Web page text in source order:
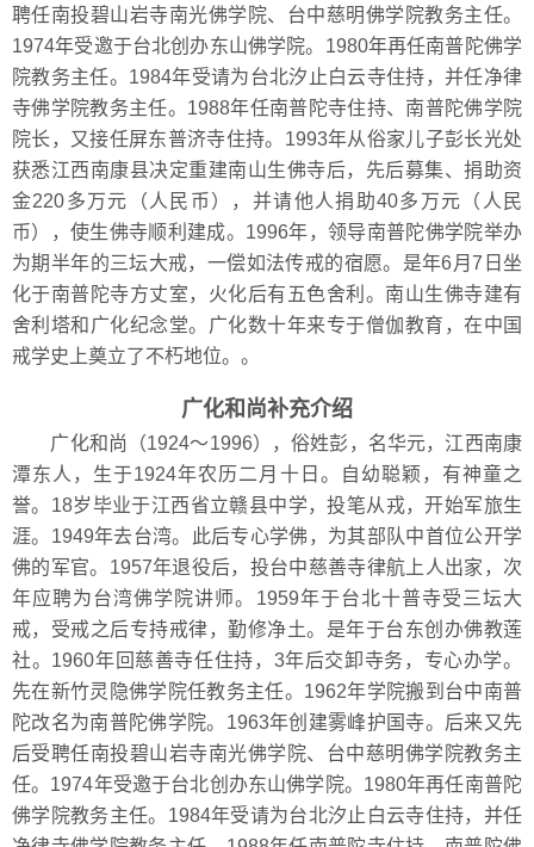
聘任南投碧山岩寺南光佛学院、台中慈明佛学院教务主任。
1974年受邀于台北创办东山佛学院。1980年再任南普陀佛学
院教务主任。1984年受请为台北汐止白云寺住持，并任净律
寺佛学院教务主任。1988年任南普陀寺住持、南普陀佛学院
院长，又接任屏东普济寺住持。1993年从俗家儿子彭长光处
获悉江西南康县决定重建南山生佛寺后，先后募集、捐助资
金220多万元（人民币），并请他人捐助40多万元（人民
币），使生佛寺顺利建成。1996年，领导南普陀佛学院举办
为期半年的三坛大戒，一偿如法传戒的宿愿。是年6月7日坐
化于南普陀寺方丈室，火化后有五色舍利。南山生佛寺建有
舍利塔和广化纪念堂。广化数十年来专于僧伽教育，在中国
戒学史上奠立了不朽地位。。
广化和尚补充介绍
广化和尚（1924～1996），俗姓彭，名华元，江西南康
潭东人，生于1924年农历二月十日。自幼聪颖，有神童之
誉。18岁毕业于江西省立赣县中学，投笔从戎，开始军旅生
涯。1949年去台湾。此后专心学佛，为其部队中首位公开学
佛的军官。1957年退役后，投台中慈善寺律航上人出家，次
年应聘为台湾佛学院讲师。1959年于台北十普寺受三坛大
戒，受戒之后专持戒律，勤修净土。是年于台东创办佛教莲
社。1960年回慈善寺任住持，3年后交卸寺务，专心办学。
先在新竹灵隐佛学院任教务主任。1962年学院搬到台中南普
陀改名为南普陀佛学院。1963年创建雾峰护国寺。后来又先
后受聘任南投碧山岩寺南光佛学院、台中慈明佛学院教务主
任。1974年受邀于台北创办东山佛学院。1980年再任南普陀
佛学院教务主任。1984年受请为台北汐止白云寺住持，并任